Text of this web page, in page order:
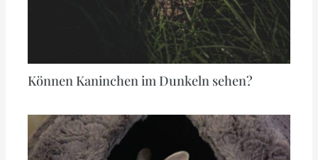
Können Kaninchen im Dunkeln sehen?